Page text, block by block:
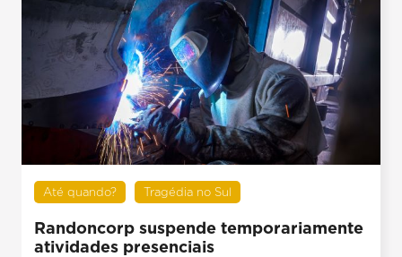
Até quando? Tragédia no Sul
Randoncorp suspende temporariamente
atividades presenciais